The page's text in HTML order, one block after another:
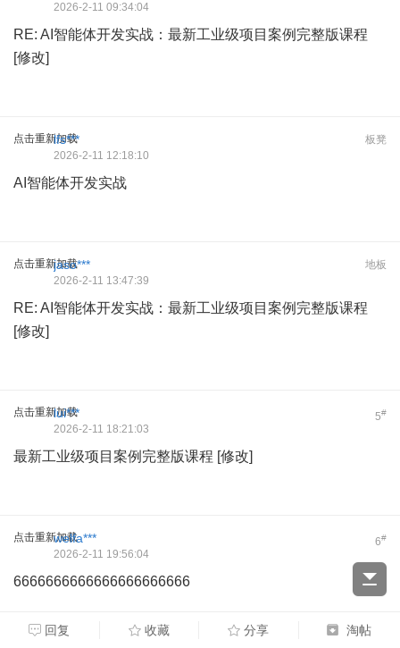
2026-2-11 09:34:04
RE: AI智能体开发实战：最新工业级项目案例完整版课程
[修改]
点击重新加载 板凳
lfs***
2026-2-11 12:18:10
AI智能体开发实战
点击重新加载 地板
jaso***
2026-2-11 13:47:39
RE: AI智能体开发实战：最新工业级项目案例完整版课程
[修改]
点击重新加载 5#
lui***
2026-2-11 18:21:03
最新工业级项目案例完整版课程 [修改]
点击重新加载 6#
welfa***
2026-2-11 19:56:04
6666666666666666666666
回复 收藏 分享 淘帖